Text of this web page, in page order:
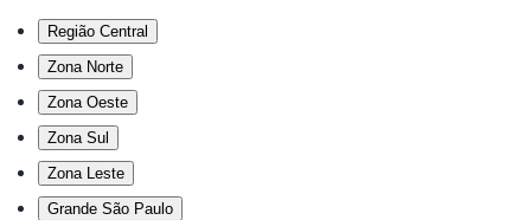
Região Central
Zona Norte
Zona Oeste
Zona Sul
Zona Leste
Grande São Paulo